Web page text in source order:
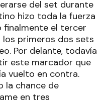
del set durante
hizo toda la fuerza
finalmente el tercer
los primeros dos sets
Por delante, todavía
este marcador que
vuelto en contra.
la chance de
en tres